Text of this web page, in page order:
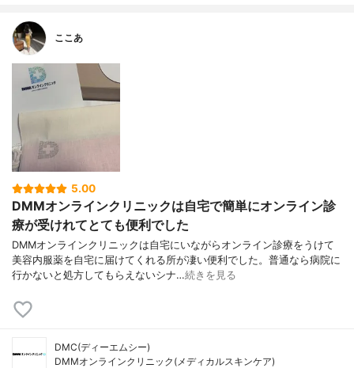
ここあ
5.00
DMMオンラインクリニックは自宅で簡単にオンライン診
療が受けれてとても便利でした
DMMオンラインクリニックは自宅にいながらオンライン診療をうけて
美容内服薬を自宅に届けてくれる所が凄い便利でした。普通なら病院に
行かないと処方してもらえないシナ…続きを見る
DMC(ディーエムシー)
DMMオンラインクリニック(メディカルスキンケア)